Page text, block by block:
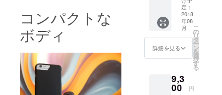
コンパクトな
ボディ
ル内
容：blö
本体 2
個マイ
クロ
USB充
電ケー
ブル2本
1,100円
定：
2018
年08
月
詳細を見る
こ
の
リ
タ
ー
ン
を
選
択
す
る
9,3
00 円